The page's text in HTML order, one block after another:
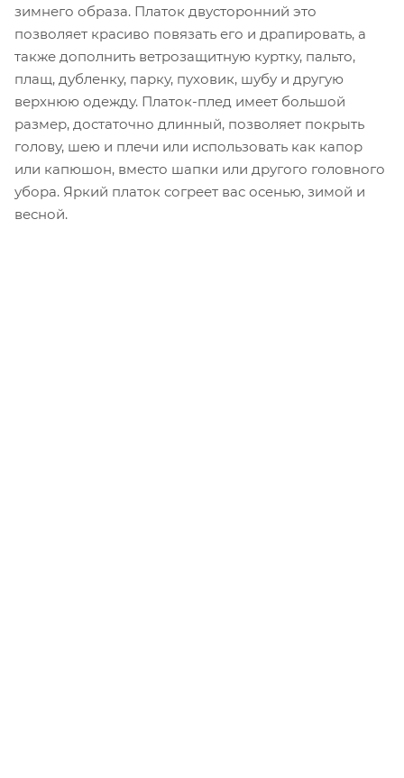
зимнего образа. Платок двусторонний это
позволяет красиво повязать его и драпировать, а
также дополнить ветрозащитную куртку, пальто,
плащ, дубленку, парку, пуховик, шубу и другую
верхнюю одежду. Платок-плед имеет большой
размер, достаточно длинный, позволяет покрыть
голову, шею и плечи или использовать как капор
или капюшон, вместо шапки или другого головного
убора. Яркий платок согреет вас осенью, зимой и
весной.